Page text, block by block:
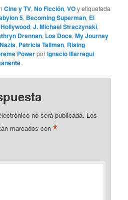
Cine y TV,No Ficción,VOy etiquetada
5, Becoming Superman, El
Hollywood,J. Michael Straczynski,
Drennan, Los Doce,My Journey
Nazis, Patricia Tallman, Rising
PowerporIgnacio Illarregui
.
no será publicada. Los
marcados con*